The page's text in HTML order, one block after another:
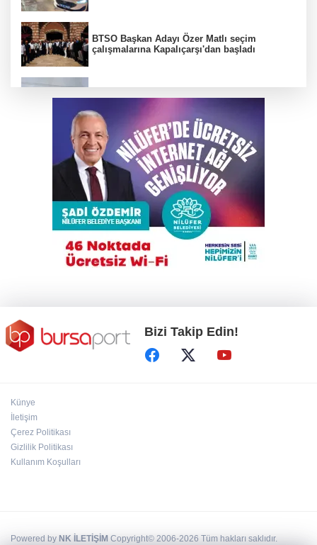
BTSO Başkan Adayı Özer Matlı seçim
çalışmalarına Kapalıçarşı'dan başladı
DAĞDER ve BUMEV'den eğitim için güç
birliği
Kahvehaneye gelen sincabı elleriyle besledi
Türkiye, Suudi Arabistan ve Pakistan
arasında ortak savunma anlaşması imzalandı
Bizi Takip Edin!
Künye
İletişim
Çerez Politikası
Gizlilik Politikası
Kullanım Koşulları
Powered by NK İLETİŞİM Copyright© 2006-2026 Tüm hakları saklıdır.